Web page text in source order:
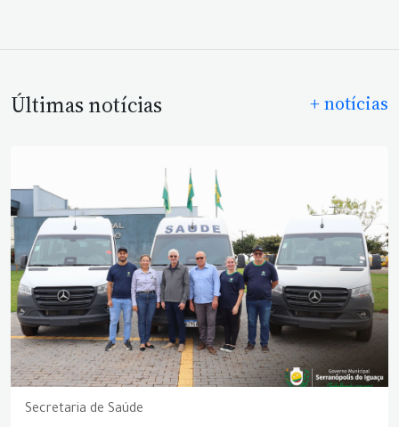
Últimas notícias + notícias
Secretaria de Saúde